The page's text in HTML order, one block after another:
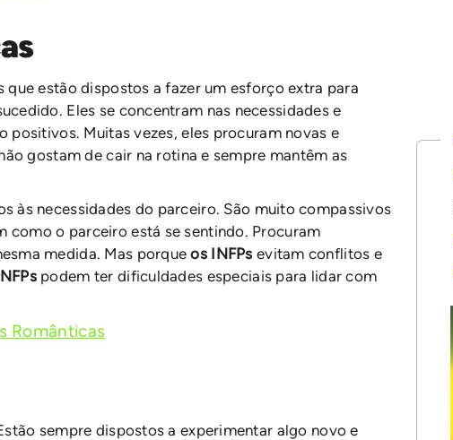
que estão dispostos a fazer um esforço extra para
Eles se concentram nas necessidades e
positivos. Muitas vezes, eles procuram novas e
gostam de cair na rotina e sempre mantêm as
às necessidades do parceiro. São muito compassivos
como o parceiro está se sentindo. Procuram
medida. Mas porqueos INFPs evitam conflitos e
podem ter dificuldades especiais para lidar com
Românticas
sempre dispostos a experimentar algo novo e